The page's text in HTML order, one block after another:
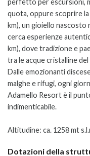
perfetto per escursioni,
quota, oppure scoprire la
km), un gioiello nascosto
cerca esperienze
km), dove tradizione e
tra le acque cristalline del
Dalle emozionanti
malghe e rifugi, ogni
Adamello Resort è il
indimenticabile.
Altitudine: ca. 1258 mt
Dotazioni della